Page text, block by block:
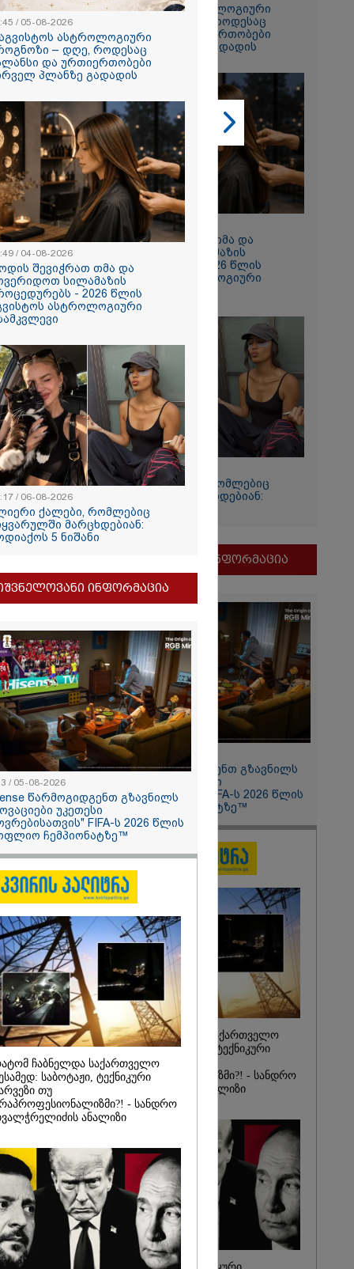
აბურდული
რომ
გიგა
ადვოკატი
სამი
რომ
უკითხავთ -
იცავენ
რისკის
- ონისე
"ამას
1-ელი
თქვენი
-
და
მიგრანტი,
ორსული
ჩადენილი
5-ჯერ
მათ
არ
- ქეთა
6 აგვისტოს ასტროლოგიური
პროგნოზი – დღე, როდესაც
ბალანსი და ურთიერთობები
პირველ პლანზე გადადის
10:49 / 04-08-2026
როდის შევიჭრათ თმა და
მოვერიდოთ სილამაზის
პროცედურებს - 2026 წლის
აგვისტოს ასტროლოგიური
გზამკვლევი
12:17 / 06-08-2026
ძლიერი ქალები, რომლებიც
სიყვარულში მარცხდებიან:
ზოდიაქოს 5 ნიშანი
მნიშვნელოვანი ინფორმაცია
11:13 / 05-08-2026
Hisense წარმოგიდგენთ გზავნილს
"ინოვაციები უკეთესი
ცხოვრებისათვის" FIFA-ს 2026 წლის
მსოფლიო ჩემპიონატზე™
რატომ ჩაბნელდა საქართველო
მესამედ: საბოტაჟი, ტექნიკური
ხარვეზი თუ
არაპროფესიონალიზმი?! - სანდრო
თვალჭრელიძის ანალიზი
/ 05-08-2026
ასტროლოგიური
– დღე, როდესაც
და ურთიერთობები
პლანზე გადადის
/ 04-08-2026
შევიჭრათ თმა და
სილამაზის
- 2026 წლის
ასტროლოგიური
/ 06-08-2026
ქალები, რომლებიც
მარცხდებიან:
5 ნიშანი
ინფორმაცია
/ 05-08-2026
წარმოგიდგენთ გზავნილს
უკეთესი
FIFA-ს 2026 წლის
ჩემპიონატზე™
ჩაბნელდა საქართველო
საბოტაჟი, ტექნიკური
თუ
- სანდრო
ანალიზი